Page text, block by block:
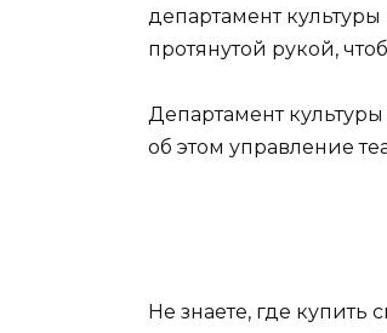
департамент
протянутой рукой,
Департамент
об этом управление
Не знаете, где